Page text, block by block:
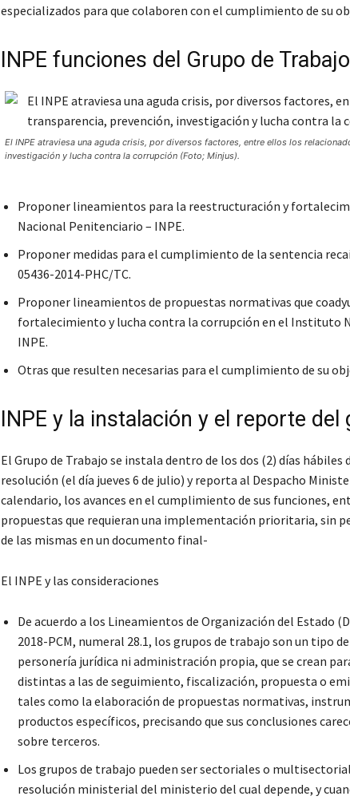
especializados para que colaboren con el cumplimiento de su
INPE funciones del Grupo de Trabajo
El INPE atraviesa una aguda crisis, por diversos factores, entre ellos los
investigación y lucha contra la corrupción (Foto; Minjus).
Proponer lineamientos para la reestructuración y
Nacional Penitenciario – INPE.
Proponer medidas para el cumplimiento de la sentencia
05436-2014-PHC/TC.
Proponer lineamientos de propuestas normativas que
fortalecimiento y lucha contra la corrupción en el Instituto
INPE.
Otras que resulten necesarias para el cumplimiento de su
INPE y la instalación y el reporte del
El Grupo de Trabajo se instala dentro de los dos (2) días hábiles
resolución (el día jueves 6 de julio) y reporta al Despacho
calendario, los avances en el cumplimiento de sus funciones,
propuestas que requieran una implementación prioritaria, sin
de las mismas en un documento final-
El INPE y las consideraciones
De acuerdo a los Lineamientos de Organización del Estado
2018-PCM, numeral 28.1, los grupos de trabajo son un tipo
personería jurídica ni administración propia, que se crean
distintas a las de seguimiento, fiscalización, propuesta o
tales como la elaboración de propuestas normativas,
productos específicos, precisando que sus conclusiones
sobre terceros.
Los grupos de trabajo pueden ser sectoriales o
resolución ministerial del ministerio del cual depende, y